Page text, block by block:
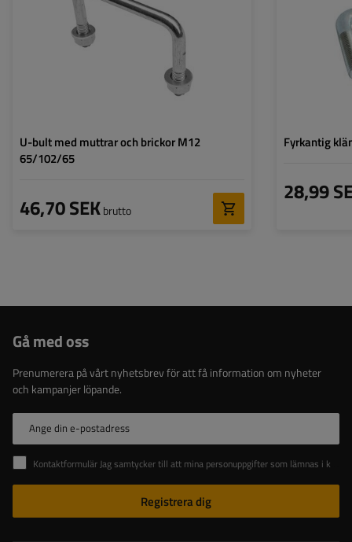
U-bult med muttrar och brickor M12
65/102/65
46,70 SEKbrutto
Galvaniserat stål
Fyrkantig
28,99
Gå med oss
Prenumerera på vårt nyhetsbrev för att få information om nyheter
och kampanjer löpande.
Ange din e-postadress
Kontaktformulär Jag samtycker till att mina personuppgifter som lämnas i kontaktformuläret behandlas i enlighet med Europaparlamentets och rådets förordning (EU).
Registrera dig